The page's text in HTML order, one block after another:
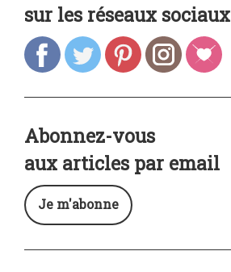
sur les réseaux sociaux
Abonnez-vous
aux articles par email
Je m'abonne